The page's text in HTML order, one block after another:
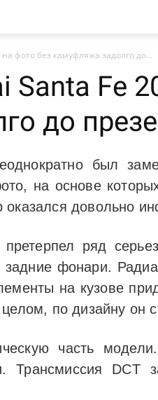
фото без камуфляжа задолго до...
Fe
до
был
на основе
довольно
ряд
фонари.
на кузове
по дизайну он
часть
DCT